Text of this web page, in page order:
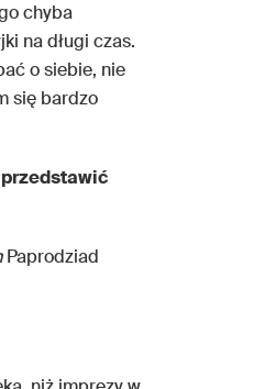
chyba
na długi czas.
o siebie, nie
się bardzo
Paprodziad